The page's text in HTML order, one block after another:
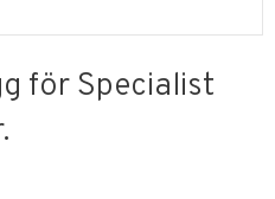
för Specialist